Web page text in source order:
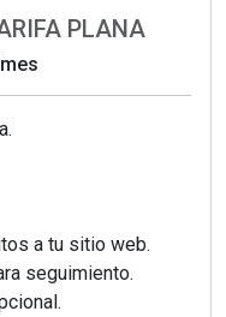
PLANA
a tu sitio web.
seguimiento.